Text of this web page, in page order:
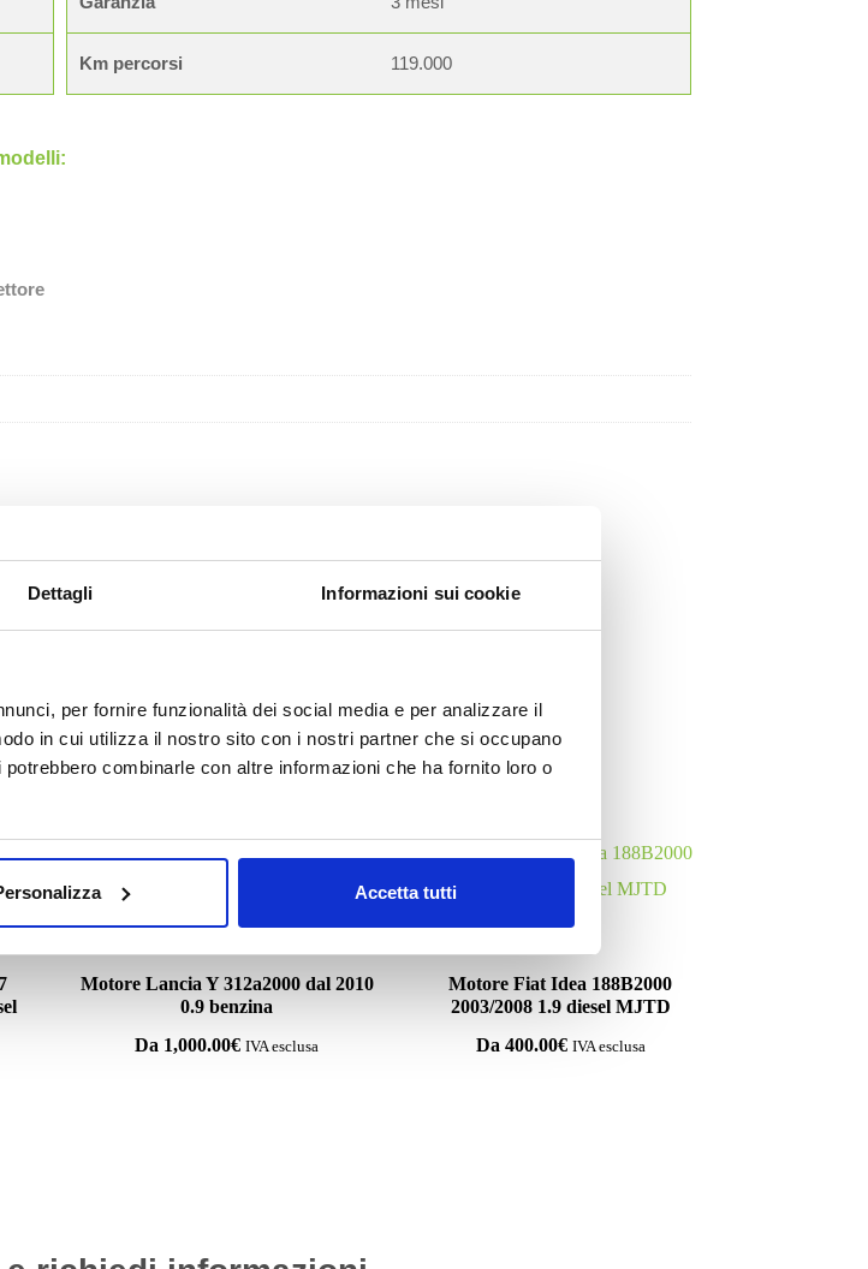
Dettagli Informazioni sui cookie
per fornire funzionalità dei social media e per analizzare il
in cui utilizza il nostro sito con i nostri partner che si occupano
combinarle con altre informazioni che ha fornito loro o
Accetta tutti
Km percorsi 119.000
interessarti
VERIFICA LA DISPONIBILITÀ
Motore Lancia Y 312a2000 dal 2010
0.9 benzina
Da 1,000.00€ IVA esclusa
Motore Fiat Idea 188B2000
2003/2008 1.9 diesel MJTD
Da 400.00€ IVA esclusa